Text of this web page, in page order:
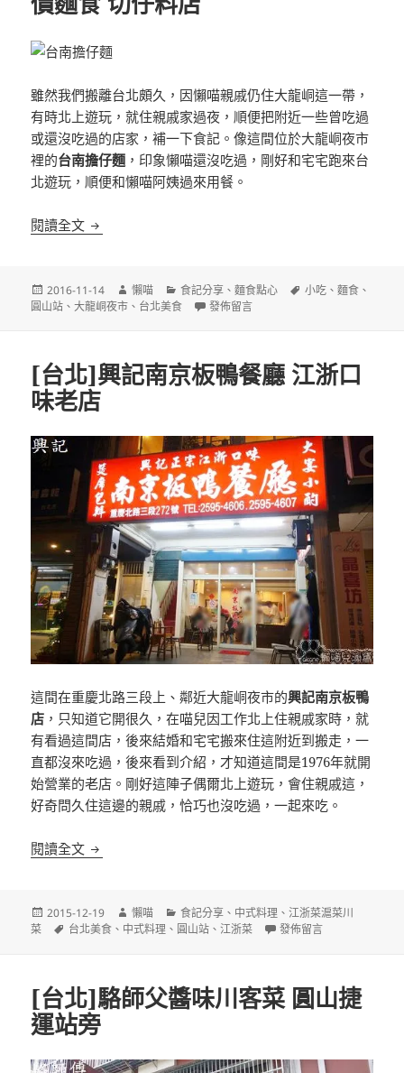
雖然我們搬離台北頗久，因懶喵親戚仍住大龍峒這一帶，
有時北上遊玩，就住親戚家過夜，順便把附近一些曾吃過
或還沒吃過的店家，補一下食記。像這間位於大龍峒夜市
裡的台南擔仔麵 ，印象懶喵還沒吃過，剛好和宅宅跑來台
北遊玩，順便和懶喵阿姨過來用餐。
閱讀全文 [台北]台南擔仔麵 大龍峒夜市 平價麵食 切仔料店
發
佈
2016-11-14
作
者
懶喵
分
類
食記分享 、麵食點心
標
小吃 、麵食 、
圓山站 、大龍峒夜市 、 台北美食 在〈[台北]台南擔仔麵 大龍峒夜市 平價
發佈留言
[台北]興記南京板鴨餐廳 江浙口
味老店
這間在重慶北路三段上、鄰近大龍峒夜市的興記南京板鴨
店 ，只知道它開很久，在喵兒因工作北上住親戚家時，就
有看過這間店，後來結婚和宅宅搬來住這附近到搬走，一
直都沒來吃過，後來看到介紹，才知道這間是1976年就開
始營業的老店。剛好這陣子偶爾北上遊玩，會住親戚這，
好奇問久住這邊的親戚，恰巧也沒吃過，一起來吃。
閱讀全文 [台北]興記南京板鴨餐廳 江浙口味老店
發
佈
2015-12-19
作
者
懶喵
分
類
食記分享 、 中式料理 、江浙菜滬菜川
菜
標
台北美食 、 中式料理 、 圓山站 、江浙菜 在〈[台北]興記南京板鴨
發佈留言
[台北]駱師父醬味川客菜 圓山捷
運站旁